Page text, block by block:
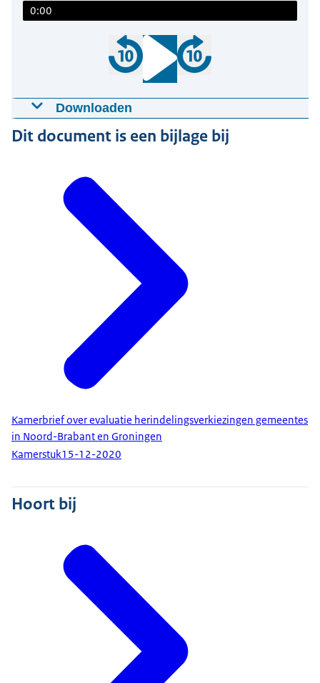
0:00
Downloaden
Verkiezingen en corona
15-12-2020 13.28 mp3 12,4 MB
Dit document is een bijlage bij
Kamerbrief over evaluatie herindelingsverkiezingen gemeentes
in Noord-Brabant en Groningen
Kamerstuk15-12-2020
Hoort bij